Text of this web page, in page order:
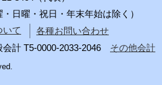
日曜・祝日・年末年始は除く）
いて
各種お問い合わせ
計 T5-0000-2033-2046 その他会計